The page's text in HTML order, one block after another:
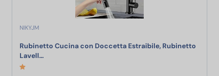
NIKYJM
Rubinetto Cucina con Doccetta Estraibile, Rubinetto
Lavell…